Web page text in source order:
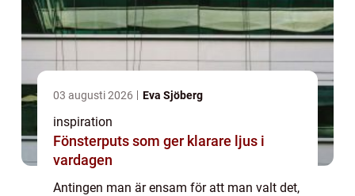
03 augusti 2026 Eva Sjöberg
inspiration
Fönsterputs som ger klarare ljus i
vardagen
Antingen man är ensam för att man valt det,